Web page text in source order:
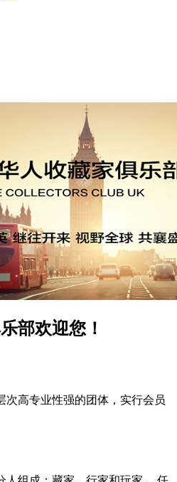
部欢迎您！
次高专业性强的团体，实行会员